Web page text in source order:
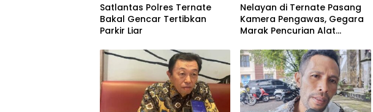
Satlantas Polres Ternate
Bakal Gencar Tertibkan
Parkir Liar
Nelayan di Ternate Pasang
Kamera Pengawas, Gegara
Marak Pencurian Alat